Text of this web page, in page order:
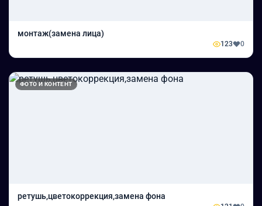
монтаж(замена лица)
123 0
ФОТО И КОНТЕНТ
ретушь,цветокоррекция,замена фона